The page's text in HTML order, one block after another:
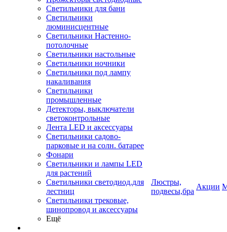
Светильники для бани
Светильники
люминисцентные
Светильники Настенно-
потолочные
Светильники настольные
Светильники ночники
Светильники под лампу
накаливания
Светильники
промышленные
Детекторы, выключатели
светоконтрольные
Лента LED и аксессуары
Светильники садово-
парковые и на солн. батарее
Фонари
Светильники и лампы LED
для растений
Светильники светодиод.для
лестниц
Светильники трековые,
шинопровод и аксессуары
Ещё
Люстры,
подвесы,бра
Акции